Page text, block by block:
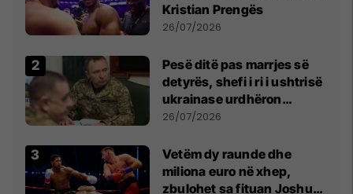
Kristian Prengës
26/07/2026
Pesë ditë pas marrjes së
detyrës, shefi i ri i ushtrisë
ukrainase urdhëron
kontroll të madh
26/07/2026
Vetëm dy raunde dhe
miliona euro në xhep,
zbulohet sa fituan Joshua